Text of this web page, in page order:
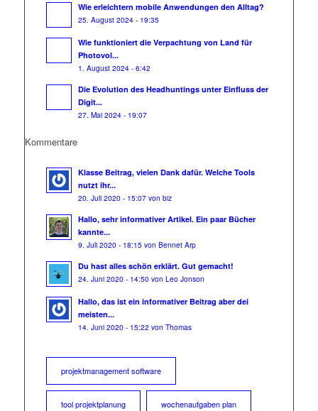
Wie erleichtern mobile Anwendungen den Alltag?
25. August 2024 - 19:35
Wie funktioniert die Verpachtung von Land für
Photovol...
1. August 2024 - 6:42
Die Evolution des Headhuntings unter Einfluss der
Digit...
27. Mai 2024 - 19:07
Kommentare
Klasse Beitrag, vielen Dank dafür. Welche Tools
nutzt ihr...
20. Juli 2020 - 15:07 von biz
Hallo, sehr informativer Artikel. Ein paar Bücher
kannte...
9. Juli 2020 - 18:15 von Bennet Arp
Du hast alles schön erklärt. Gut gemacht!
24. Juni 2020 - 14:50 von Leo Jonson
Hallo, das ist ein informativer Beitrag aber dei
meisten...
14. Juni 2020 - 15:22 von Thomas
projektmanagement software
tool projektplanung wochenaufgaben plan